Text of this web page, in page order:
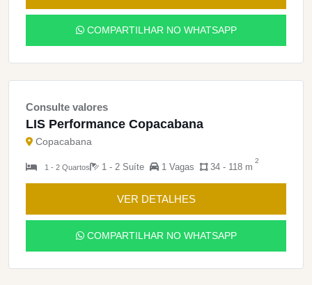
COMPARTILHAR NO WHATSAPP
Consulte valores
LIS Performance Copacabana
Copacabana
1 - 2 Quartos 1 - 2 Suíte 1 Vagas 34 - 118 m
2
VER DETALHES
COMPARTILHAR NO WHATSAPP